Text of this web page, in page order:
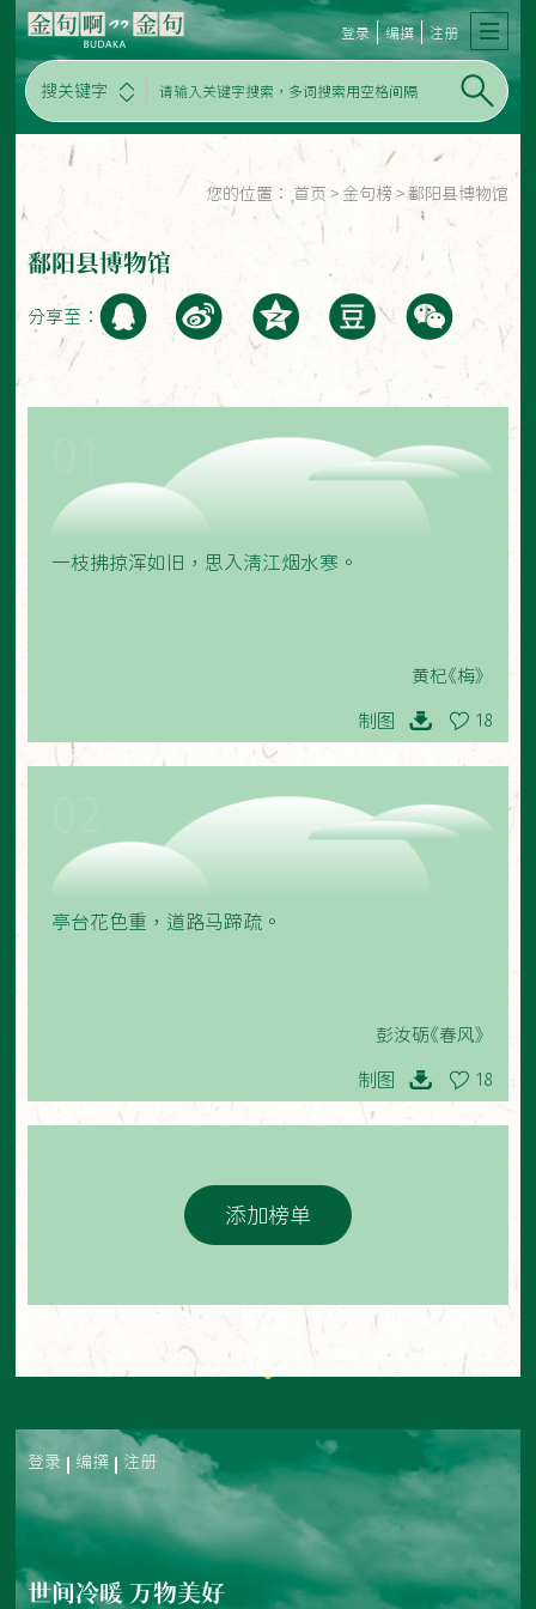
搜关键字
登录 编撰 注册
您的位置： 首页 > 金句榜 > 鄱阳县博物馆
鄱阳县博物馆
分享至：
一枝拂掠浑如旧，思入清江烟水寒。
黄杞《梅》
制图 18
亭台花色重，道路马蹄疏。
彭汝砺《春风》
制图 18
添加榜单
登录 编撰 注册
世间冷暖 万物美好